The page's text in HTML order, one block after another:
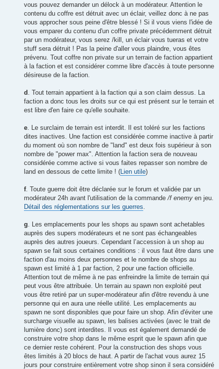
vous pouvez demander un délock à un modérateur. Attention le
contenu du coffre est détruit avec un éclair, veillez donc à ne pas
vous approcher sous peine d'être blessé ! Si il vous viens l'idée de
vous emparer du contenu d'un coffre private précédemment détruit
par un modérateur, vous serez /kill, un éclair vous tueras et votre
stuff sera détruit ! Pas la peine d'aller vous plaindre, vous êtes
prévenu. Tout coffre non private sur un terrain de faction appartient
à la faction et est considérer comme libre d'accès à toute personne
désireuse de la faction.
d
. Tout terrain appartient à la faction qui a son claim dessus. La
faction a donc tous les droits sur ce qui est présent sur le terrain et
est libre d'en faire ce qu'elle souhaite.
e . Le surclaim de terrain est interdit. Il est toléré sur les factions
dites inactives. Une faction est considérée comme inactive à partir
du moment où son nombre de "land" est deux fois supérieur à son
nombre de "power max". Attention la faction sera de nouveau
considérée comme active si vous faites repasser son nombre de
land en dessous de cette limite ! ( Lien utile)
f. Toute guerre doit être déclarée sur le forum et validée par un
modérateur 24h avant l'utilisation de la commande /f enemy en jeu.
Détail des réglementations sur les guerres
g . Les emplacements pour les shops au spawn sont achetables
auprès des supers modérateurs et ne sont pas échangeables
auprès des autres joueurs. Cependant l’accession à un shop au
spawn se fait sous certaines conditions : il vous faut être dans une
faction d'au moins deux personnes et le nombre de shops au
spawn est limité à 1 par faction, 2 pour une faction officielle.
Attention tout de même à ne pas enfreindre la limite de terrain qui
peut vous être attribuée. Un terrain au spawn non exploité peut
vous être retiré par un super-modérateur afin d'être revendu à une
personne qui en aura une réelle utilité. Les emplacements au
spawn ne sont disponibles que pour faire un shop. Afin d'éviter une
surcharge visuelle au spawn, les balises activées (avec le trait de
lumière donc) sont interdites. Il vous est également demandé de
construire votre shop dans le même esprit que le spawn afin que
ce dernier reste cohérent. Pour la construction des shops vous
êtes limités à 20 blocs de haut. A partir de l'achat vous aurez 15
jours pour construire entièrement votre shop sinon il sera considéré